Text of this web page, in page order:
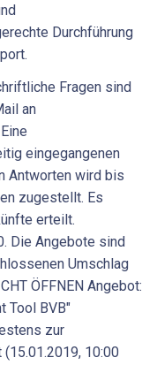
Durchführung
Fragen sind
an
eingegangenen
Antworten wird bis
zugestellt. Es
erteilt.
Die Angebote sind
Umschlag
ÖFFNEN Angebot:
Tool BVB"
zur
10:00